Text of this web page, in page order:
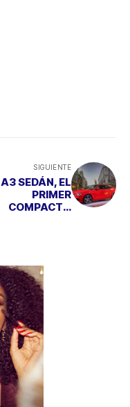
SIGUIENTE
A3 SEDÁN, EL
PRIMER
COMPACTO